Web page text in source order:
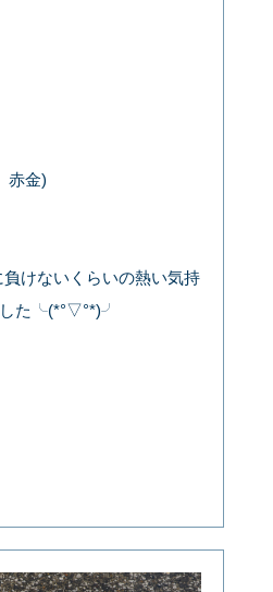
赤金)
けないくらいの熱い気持
した╰(*°▽°*)╯